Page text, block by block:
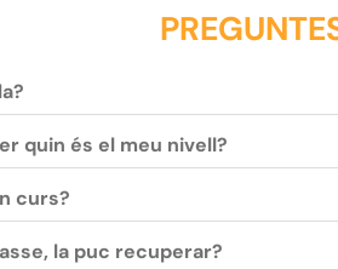
quin és el meu nivell?
curs?
la puc recuperar?